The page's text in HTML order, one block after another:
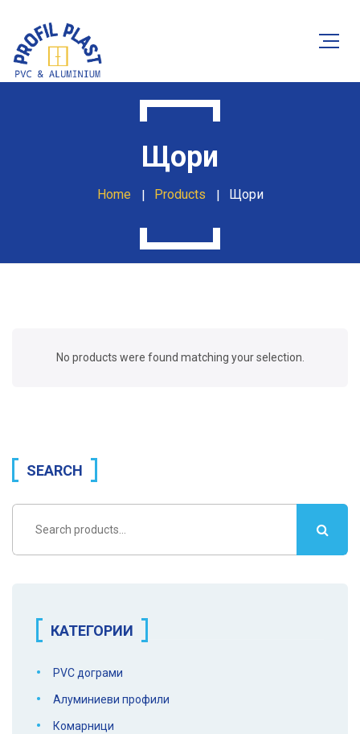
Щори
Home Products Щори
No products were found matching your selection.
SEARCH
КАТЕГОРИИ
PVC дограми
Алуминиеви профили
Комарници